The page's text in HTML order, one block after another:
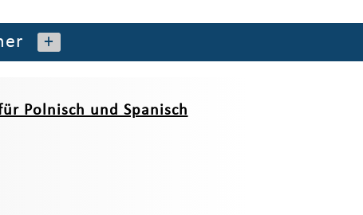
+
Polnisch und Spanisch